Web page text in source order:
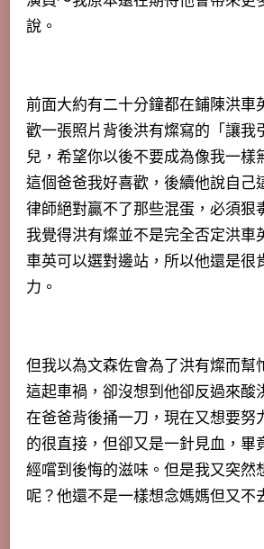
說。
前面大約有二十分鐘都在鋪陳洪車
歡一張照片背後洪有燦寫的「讓我
兒，希望你以後不要成為像我一樣
這個爸爸我好喜歡，後續他說自己
律師絕對贏不了那些混蛋，必須狠
我覺得洪有燦並不是完全否定洪車
車英可以選對邊站，所以他還是很
力。
但我以為文森佐會為了洪有燦而幫
這起車禍，卻沒想到他卻反過來酸
在爸爸背後捅一刀，現在又想要努
的很直接，但卻又是一針見血，畢
經嚐到後悔的滋味。但是我又突然
呢？他還不是一樣想念媽媽但又不